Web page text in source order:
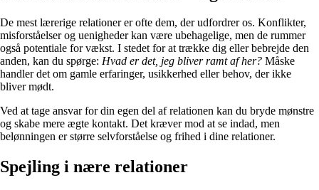
De mest lærerige relationer er ofte dem, der udfordrer os. Konflikter,
misforståelser og uenigheder kan være ubehagelige, men de rummer
også potentiale for vækst. I stedet for at trække dig eller bebrejde den
anden, kan du spørge: Hvad er det, jeg bliver ramt af her? Måske
handler det om gamle erfaringer, usikkerhed eller behov, der ikke
bliver mødt.
Ved at tage ansvar for din egen del af relationen kan du bryde mønstre
og skabe mere ægte kontakt. Det kræver mod at se indad, men
belønningen er større selvforståelse og frihed i dine relationer.
Spejling i nære relationer